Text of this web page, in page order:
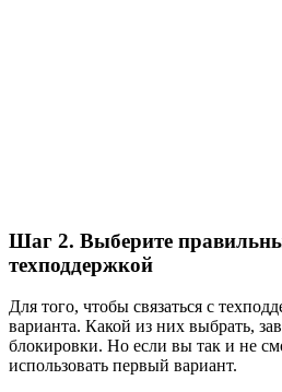
Шаг 2. Выберите
техподдержкой
Для того, чтобы связаться с
варианта. Какой из них выбрать,
блокировки. Но если вы так и не
использовать первый вариант.